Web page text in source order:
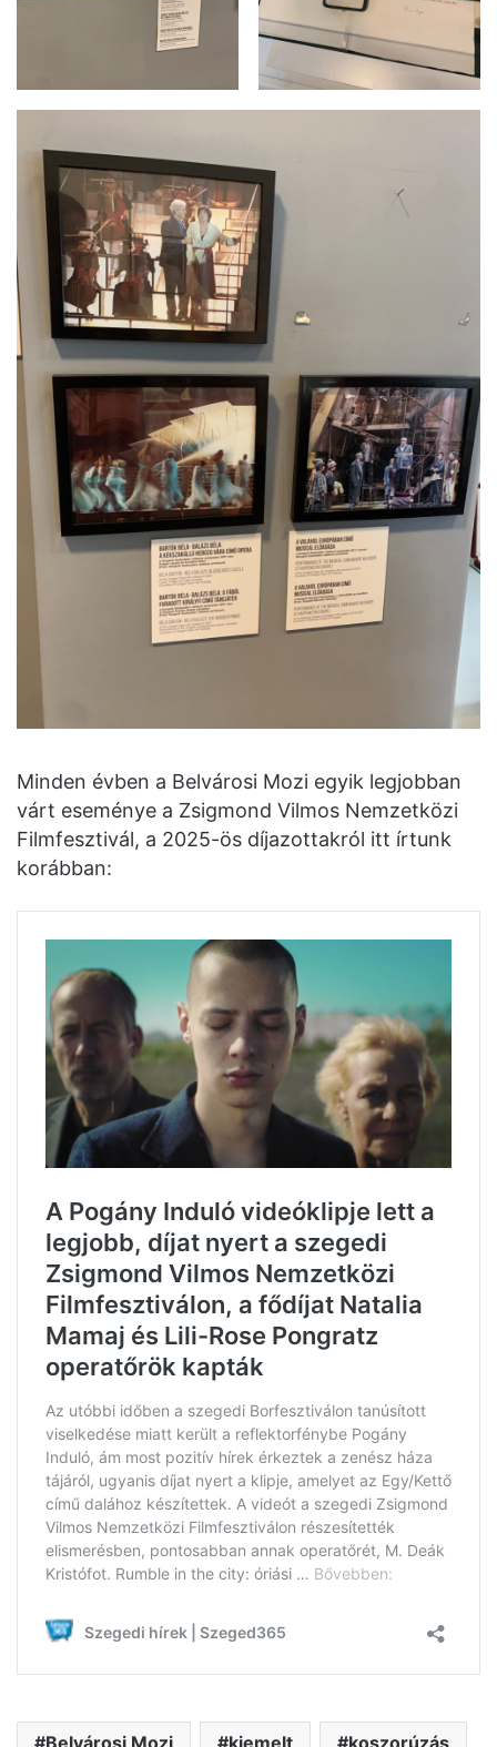
Minden évben a Belvárosi Mozi egyik legjobban
várt eseménye a Zsigmond Vilmos Nemzetközi
Filmfesztivál, a 2025-ös díjazottakról itt írtunk
korábban:
Belvárosi Mozi kiemelt koszorúzás